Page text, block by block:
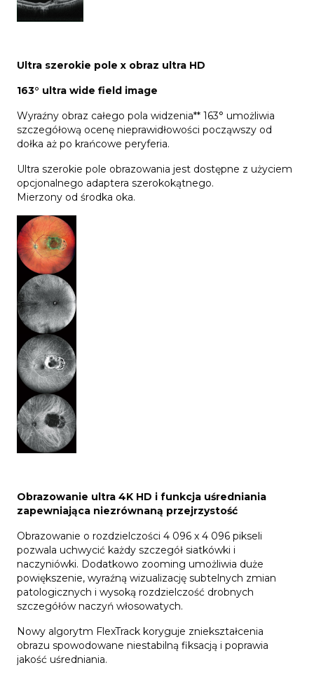
Ultra szerokie pole x obraz ultra HD
163° ultra wide field image
Wyraźny obraz całego pola widzenia** 163° umożliwia
szczegółową ocenę nieprawidłowości począwszy od
dołka aż po krańcowe peryferia.
Ultra szerokie pole obrazowania jest dostępne z użyciem
opcjonalnego adaptera szerokokątnego.
Mierzony od środka oka.
Obrazowanie ultra 4K HD i funkcja uśredniania
zapewniająca niezrównaną przejrzystość
Obrazowanie o rozdzielczości 4 096 x 4 096 pikseli
pozwala uchwycić każdy szczegół siatkówki i
naczyniówki. Dodatkowo zooming umożliwia duże
powiększenie, wyraźną wizualizację subtelnych zmian
patologicznych i wysoką rozdzielczość drobnych
szczegółów naczyń włosowatych.
Nowy algorytm FlexTrack koryguje zniekształcenia
obrazu spowodowane niestabilną fiksacją i poprawia
jakość uśredniania.